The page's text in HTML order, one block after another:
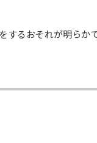
るおそれが明らか